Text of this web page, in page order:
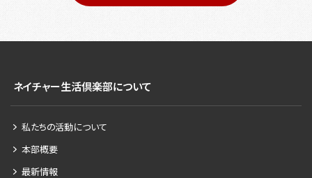
ネイチャー生活倶楽部について
私たちの活動について
本部概要
最新情報